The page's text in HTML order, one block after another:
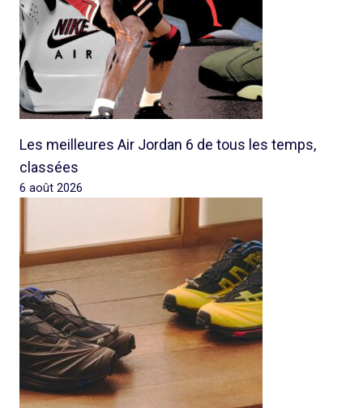
Les meilleures Air Jordan 6 de tous les temps,
classées
6 août 2026